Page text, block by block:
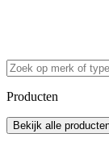
Producten